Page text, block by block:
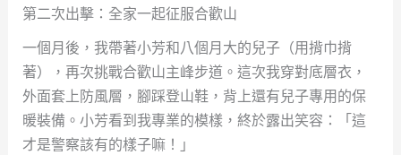
第二次出擊：全家一起征服合歡山
一個月後，我帶著小芳和八個月大的兒子（用揹巾揹
著），再次挑戰合歡山主峰步道。這次我穿對底層衣，
外面套上防風層，腳踩登山鞋，背上還有兒子專用的保
暖裝備。小芳看到我專業的模樣，終於露出笑容：「這
才是警察該有的樣子嘛！」